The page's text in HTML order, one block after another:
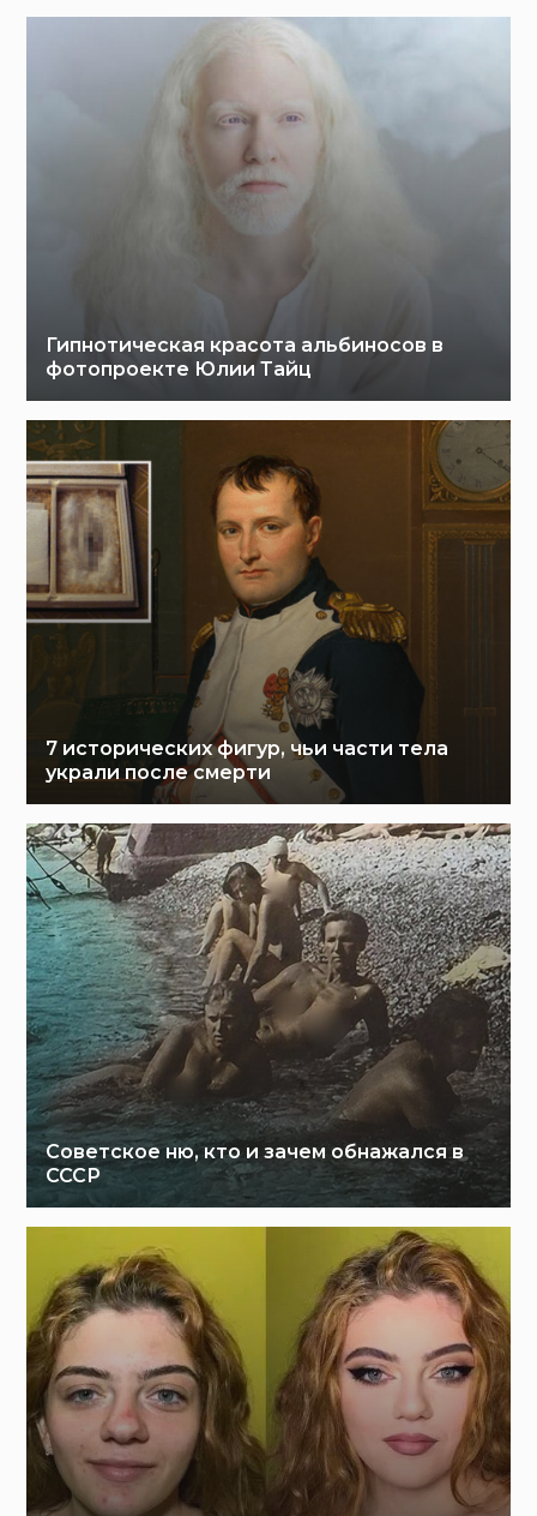
Гипнотическая красота альбиносов в
фотопроекте Юлии Тайц
7 исторических фигур, чьи части тела
украли после смерти
Советское ню, кто и зачем обнажался в
СССР